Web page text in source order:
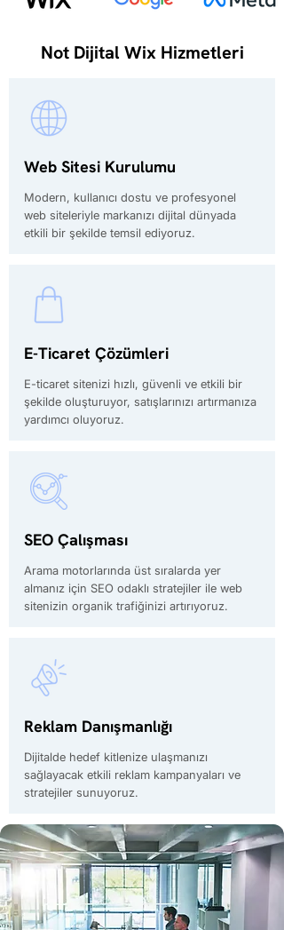
Not Dijital Wix Hizmetleri
Web Sitesi Kurulumu
Modern, kullanıcı dostu ve profesyonel
web siteleriyle markanızı dijital dünyada
etkili bir şekilde temsil ediyoruz.
E-Ticaret Çözümleri
E-ticaret sitenizi hızlı, güvenli ve etkili bir
şekilde oluşturuyor, satışlarınızı artırmanıza
yardımcı oluyoruz.
SEO Çalışması
Arama motorlarında üst sıralarda yer
almanız için SEO odaklı stratejiler ile web
sitenizin organik trafiğinizi artırıyoruz.
Reklam Danışmanlığı
Dijitalde hedef kitlenize ulaşmanızı
sağlayacak etkili reklam kampanyaları ve
stratejiler sunuyoruz.